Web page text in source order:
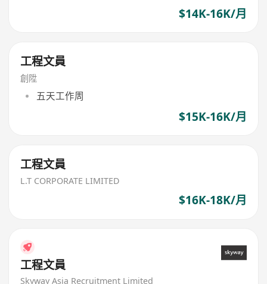
$14K-16K/月
工程文員
創陞
五天工作周
$15K-16K/月
工程文員
L.T CORPORATE LIMITED
$16K-18K/月
工程文員
Skyway Asia Recruitment Limited